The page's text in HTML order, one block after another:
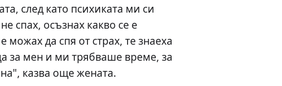
след като психиката ми си
спах, осъзнах какво се е
можах да спя от страх, те знаеха
за мен и ми трябваше време, за
казва още жената.